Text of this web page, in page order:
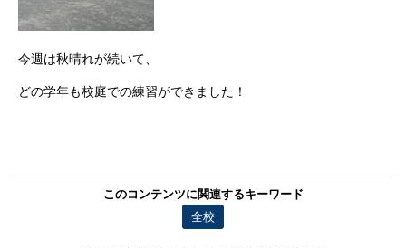
今週は秋晴れが続いて、
どの学年も校庭での練習ができました！
このコンテンツに関連するキーワード
全校